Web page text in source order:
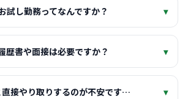
試し勤務ってなんですか？ ▾
歴書や面接は必要ですか？ ▾
接やり取りするのが不安です… ▾